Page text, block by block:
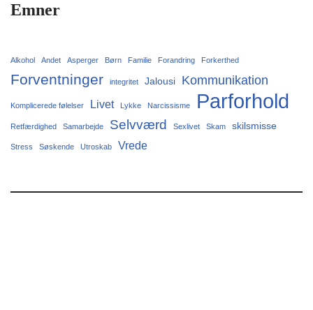
Emner
Alkohol Andet Asperger Børn Familie Forandring Forkerthed
Forventninger integritet Jalousi Kommunikation
Komplicerede følelser Livet Lykke Narcissisme Parforhold
Retfærdighed Samarbejde Selvværd Sexlivet Skam skilsmisse
Stress Søskende Utroskab Vrede